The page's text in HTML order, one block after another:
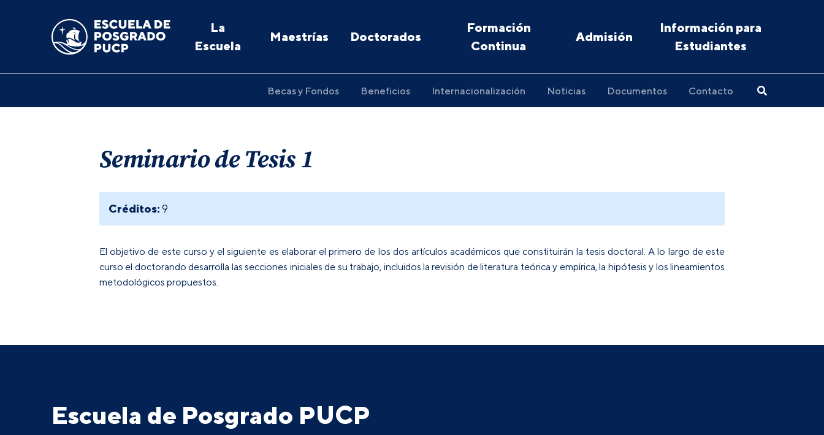
La
Escuela
Maestrías Doctorados
Formación
Continua
Admisión
Información para
Estudiantes
Becas y Fondos Beneficios Internacionalización Noticias Documentos Contacto
Seminario de Tesis 1
Créditos:9
El objetivo de este curso y el siguiente es elaborar el primero de los dos artículos académicos que constituirán la tesis doctoral. A lo largo de este
curso el doctorando desarrolla las secciones iniciales de su trabajo, incluidos la revisión de literatura teórica y empírica, la hipótesis y los lineamientos
metodológicos propuestos.
Escuela de Posgrado PUCP